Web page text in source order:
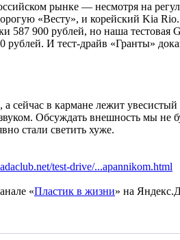
рынке — несмотря на
«Весту», и корейский Kia
900 рублей, но наша тестовая
И тест-драйв «Гранты»
сейчас в кармане лежит
Обсуждать внешность мы не
стали светить хуже.
test-drive/...apannikom.html
«Пластик в жизни» на